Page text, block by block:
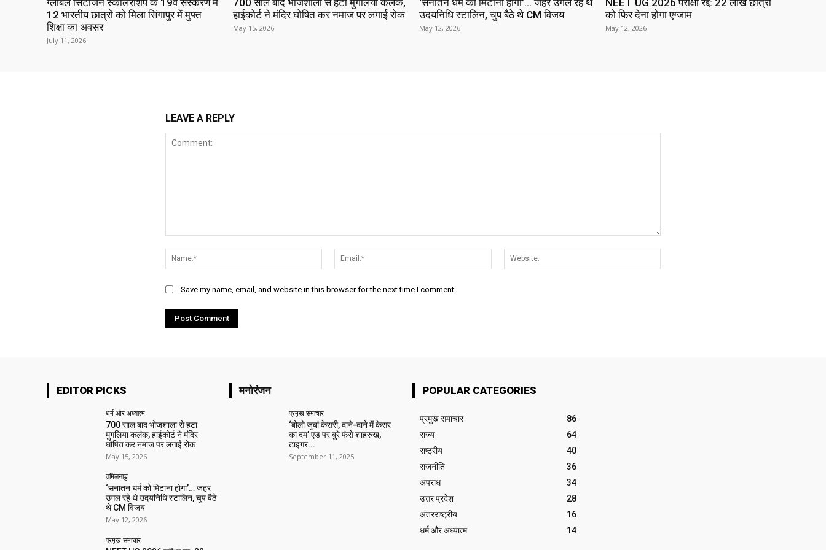
12 भारतीय छात्रों को मिला सिंगापुर में मुफ्त
शिक्षा का अवसर
July 11, 2026
हाईकोर्ट ने मंदिर घोषित कर नमाज पर लगाई रोक
May 15, 2026
उदयनिधि स्टालिन, चुप बैठे थे CM विजय
May 12, 2026
को फिर देना होगा एग्जाम
May 12, 2026
LEAVE A REPLY
Name:*
Email:*
Save my name, email, and website in this browser for the next time I comment.
EDITOR PICKS
धर्म और अध्यात्म
700 साल बाद भोजशाला से हटा
मुगलिया कलंक, हाईकोर्ट ने मंदिर
घोषित कर नमाज पर लगाई रोक
May 15, 2026
तमिलनाडु
‘सनातन धर्म को मिटाना होगा’… जहर
उगल रहे थे उदयनिधि स्टालिन, चुप बैठे
थे CM विजय
May 12, 2026
प्रमुख समाचार‎
मनोरंजन
प्रमुख समाचार‎
‘बोलो जुबां केसरी, दाने-दाने में केसर
का दम’ एड पर बुरे फंसे शाहरुख,
टाइगर...
September 11, 2025
POPULAR CATEGORIES
प्रमुख समाचार‎
86
राज्य
64
राष्ट्रीय
40
राजनीति
36
अपराध
34
उत्तर प्रदेश
28
अंतरराष्ट्रीय
16
धर्म और अध्यात्म
14